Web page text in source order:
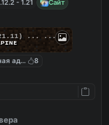
- 1.21
Сайт
... ...
админка
8